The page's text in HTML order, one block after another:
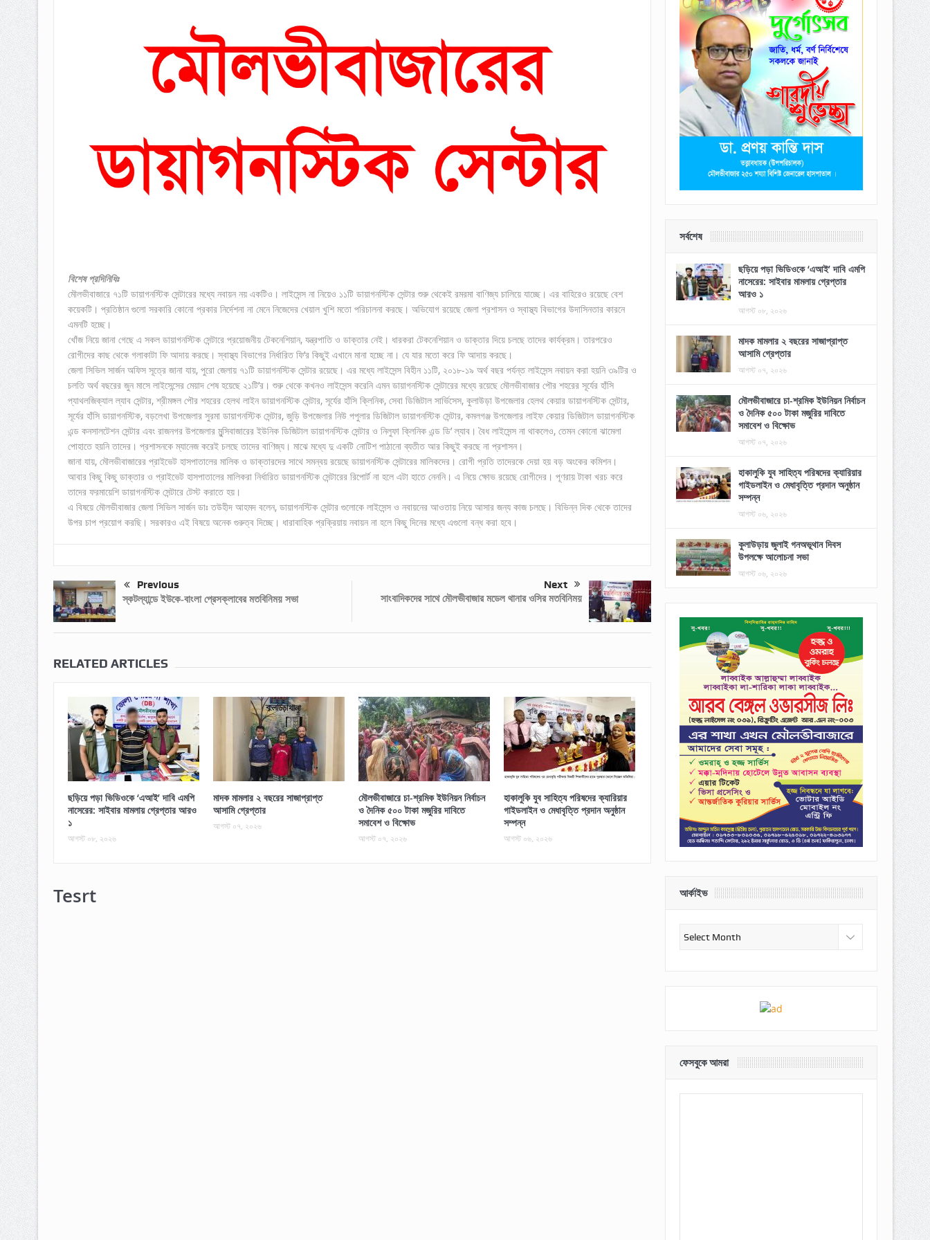
বিশেষ প্রদিনিধিঃ
মৌলভীবাজারে ৭১টি ডায়াগনস্টিক সেন্টারের মধ্যে নবায়ন নয় একটিও। লাইসেন্স না নিয়েও ১১টি ডায়াগনস্টিক সেন্টার শুরু থেকেই রমরমা বাণিজ্য চালিয়ে যাচ্ছে। এর বাহিরেও রয়েছে বেশ
কয়েকটি। প্রতিষ্ঠান গুলো সরকারি কোনো প্রকার নির্দেশনা না মেনে নিজেদের খেয়াল খুশি মতো পরিচালনা করছে। অভিযোগ রয়েছে জেলা প্রশাসন ও স্বাস্থ্য বিভাগের উদাসিনতার কারনে
এমনটি হচ্ছে।
খোঁজ নিয়ে জানা গেছে এ সকল ডায়াগনস্টিক সেন্টারে প্রয়োজনীয় টেকনেশিয়ান, যন্ত্রপাতি ও ডাক্তার নেই। ধারকরা টেকনেশিয়ান ও ডাক্তার দিয়ে চলছে তাদের কার্যক্রম। তারপরেও
রোগীদের কাছ থেকে গলাকাটা ফি আদায় করছে। স্বাস্থ্য বিভাগের নির্ধারিত ফি’র কিছুই এখানে মানা হচ্ছে না। যে যার মতো করে ফি আদায় করছে।
জেলা সিভিল সার্জন অফিস সূত্রে জানা যায়, পুরো জেলায় ৭১টি ডায়াগনস্টিক সেন্টার রয়েছে। এর মধ্যে লাইসেন্স বিহীন ১১টি, ২০১৮-১৯ অর্থ বছর পর্যন্ত লাইসেন্স নবায়ন করা হয়নি ৩৯টির ও
চলতি অর্থ বছরের জুন মাসে লাইসেন্সের মেয়াদ শেষ হয়েছে ২১টি’র। শুরু থেকে কখনও লাইসেন্স করেনি এমন ডায়াগনস্টিক সেন্টারের মধ্যে রয়েছে মৌলভীবাজার পৌর শহরের সূর্যের হাঁসি
প্যাথলজিক্যাল ল্যাব সেন্টার, শ্রীমঙ্গল পৌর শহরের হেলথ লাইন ডায়াগনস্টিক সেন্টার, সূর্যের হাঁসি ক্লিনিক, সেবা ডিজিটাল সার্ভিসেস, কুলাউড়া উপজেলার হেলথ কেয়ার ডায়াগনস্টিক সেন্টার,
সূর্যের হাঁসি ডায়াগনস্টিক, বড়লেখা উপজেলার সুরমা ডায়াগনস্টিক সেন্টার, জুড়ি উপজেলার নিউ পপুলার ডিজিটাল ডায়াগনস্টিক সেন্টার, কমলগঞ্জ উপজেলার লাইফ কেয়ার ডিজিটাল ডায়াগনস্টিক
এন্ড কনসালটেশন সেন্টার এবং রাজনগর উপজেলার মুন্সিবাজারের ইউনিক ডিজিটাল ডায়াগনস্টিক সেন্টার ও নিলুফা ক্লিনিক এন্ড ডি’ ল্যাব। বৈধ লাইসেন্স না থাকলেও, তেমন কোনো ঝামেলা
পোহাতে হয়নি তাদের। প্রশাসনকে ম্যানেজ করেই চলছে তাদের বাণিজ্য। মাঝে মধ্যে দু একটি নোটিশ পাঠানো ব্যতীত আর কিছুই করছে না প্রশাসন।
জানা যায়, মৌলভীবাজারের প্রাইভেট হাসপাতালের মালিক ও ডাক্তারদের সাথে সমন্বয় রয়েছে ডায়াগনস্টিক সেন্টারের মালিকদের। রোগী প্রতি তাদেরকে দেয়া হয় বড় অংকের কমিশন।
আবার কিছু কিছু ডাক্তার ও প্রাইভেট হাসপাতালের মালিকরা নির্ধারিত ডায়াগনস্টিক সেন্টারের রিপোর্ট না হলে এটা হাতে নেননি। এ নিয়ে ক্ষোভ রয়েছে রোগীদের। পূণরায় টাকা খরচ করে
তাদের ফরমায়েশি ডায়াগনস্টিক সেন্টারে টেস্ট করাতে হয়।
এ বিষয়ে মৌলভীবাজার জেলা সিভিল সার্জন ডাঃ তউহীদ আহমদ বলেন, ডায়াগনস্টিক সেন্টার গুলোকে লাইসেন্স ও নবায়নের আওতায় নিয়ে আসার জন্য কাজ চলছে। বিভিন্ন দিক থেকে তাদের
উপর চাপ প্রয়োগ করছি। সরকারও এই বিষয়ে অনেক গুরুত্ব দিচ্ছে। ধারাবাহিক প্রক্রিয়ায় নবায়ন না হলে কিছু দিনের মধ্যে এগুলো বন্ধ করা হবে।
Previous
স্কটল্যান্ডে ইউকে-বাংলা প্রেসক্লাবের মতবিনিময় সভা
Next
সাংবাদিকদের সাথে মৌলভীবাজার মডেল থানার ওসির মতবিনিময়
RELATED ARTICLES
ছড়িয়ে পড়া ভিডিওকে ‘এআই’ দাবি এমপি
নাসেরের: সাইবার মামলায় গ্রেপ্তার আরও
১
আগস্ট ০৮, ২০২৬
মাদক মামলার ২ বছরের সাজাপ্রাপ্ত
আসামি গ্রেপ্তার
আগস্ট ০৭, ২০২৬
মৌলভীবাজারে চা-শ্রমিক ইউনিয়ন নির্বাচন
ও দৈনিক ৫০০ টাকা মজুরির দাবিতে
সমাবেশ ও বিক্ষোভ
আগস্ট ০৭, ২০২৬
হাকালুকি যুব সাহিত্য পরিষদের ক্যারিয়ার
গাইডলাইন ও মেধাবৃত্তি প্রদান অনুষ্ঠান
সম্পন্ন
আগস্ট ০৬, ২০২৬
Tesrt
সর্বশেষ
ছড়িয়ে পড়া ভিডিওকে ‘এআই’ দাবি এমপি
নাসেরের: সাইবার মামলায় গ্রেপ্তার
আরও ১
আগস্ট ০৮, ২০২৬
মাদক মামলার ২ বছরের সাজাপ্রাপ্ত
আসামি গ্রেপ্তার
আগস্ট ০৭, ২০২৬
মৌলভীবাজারে চা-শ্রমিক ইউনিয়ন নির্বাচন
ও দৈনিক ৫০০ টাকা মজুরির দাবিতে
সমাবেশ ও বিক্ষোভ
আগস্ট ০৭, ২০২৬
হাকালুকি যুব সাহিত্য পরিষদের ক্যারিয়ার
গাইডলাইন ও মেধাবৃত্তি প্রদান অনুষ্ঠান
সম্পন্ন
আগস্ট ০৬, ২০২৬
কুলাউড়ায় জুলাই গনঅভূথান দিবস
উপলক্ষে আলোচনা সভা
আগস্ট ০৬, ২০২৬
আর্কাইভ
আর্কাইভ
ফেসবুকে আমরা